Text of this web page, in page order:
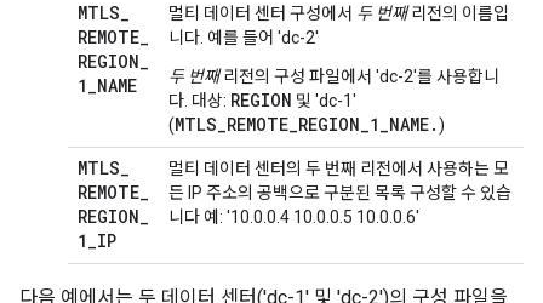
MTLS_
REMOTE_
REGION_
1_NAME
멀티 데이터 센터 구성에서 두 번째리전의 이름입
니다. 예를 들어 'dc-2'
두 번째리전의 구성 파일에서 'dc-2'를 사용합니
다. 대상: REGION 및 'dc-1'
(MTLS_REMOTE_REGION_1_NAME.)
MTLS_
REMOTE_
REGION_
1_IP
멀티 데이터 센터의 두 번째 리전에서 사용하는 모
든 IP 주소의 공백으로 구분된 목록 구성할 수 있습
니다 예: '10.0.0.4 10.0.0.5 10.0.0.6'
다음 예에서는 두 데이터 센터('dc-1' 및 'dc-2')의 구성 파일을